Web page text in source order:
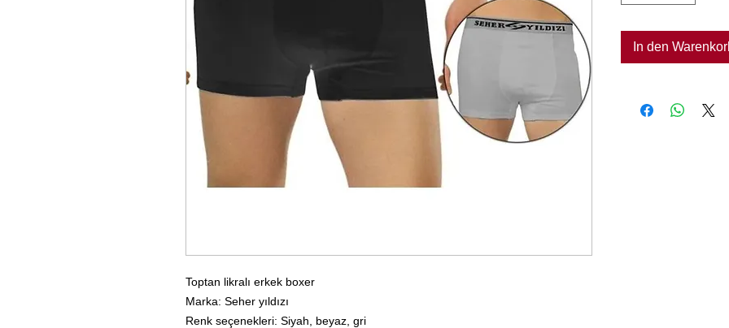
Toptan likralı erkek boxer
Marka: Seher yıldızı
Renk seçenekleri: Siyah, beyaz, gri
In den